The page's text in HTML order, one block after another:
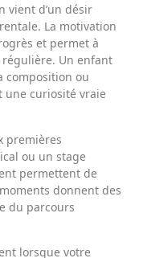
vient d’un désir
La motivation
et permet à
régulière. Un enfant
composition ou
une curiosité vraie
premières
ou un stage
permettent de
donnent des
du parcours
lorsque votre